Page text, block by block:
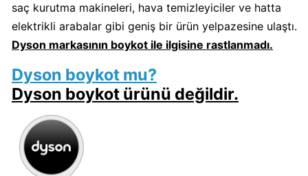
Kimin
Sahibi
Kim?
Algida
mu?
Algida
Kimin
saç kurutma makineleri, hava temizleyiciler ve hatta
elektrikli arabalar gibi geniş bir ürün yelpazesine ulaştı.
Dyson markasının boykot ile ilgisine rastlanmadı.
Dyson boykot mu?
Dyson boykot ürünü değildir.